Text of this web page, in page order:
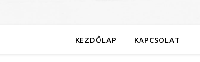
KEZDŐLAP KAPCSOLAT